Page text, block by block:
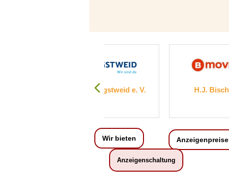
H.J. Bischof GmbH
Wir bieten Anzeigenpreise
Anzeigenschaltung